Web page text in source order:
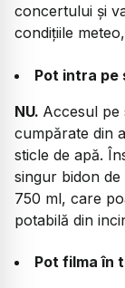
concertului și
condițiile
Pot intra pe
NU. Accesul pe
cumpărate din
sticle de apă.
singur bidon
750 ml, care
potabilă din
Pot filma în